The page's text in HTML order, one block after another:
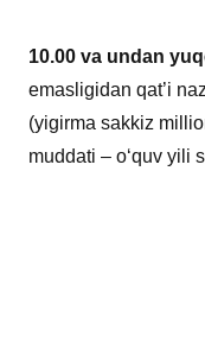
10.00 va undan
emasligidan qat’i
(yigirma sakkiz
muddati – oʻquv yili